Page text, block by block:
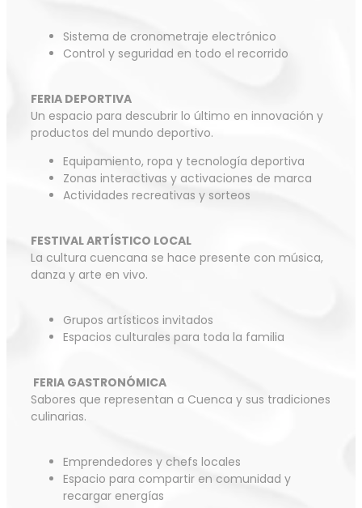
Sistema de cronometraje electrónico
Control y seguridad en todo el recorrido
FERIA DEPORTIVA
Un espacio para descubrir lo último en innovación y
productos del mundo deportivo.
Equipamiento, ropa y tecnología deportiva
Zonas interactivas y activaciones de marca
Actividades recreativas y sorteos
FESTIVAL ARTÍSTICO LOCAL
La cultura cuencana se hace presente con música,
danza y arte en vivo.
Grupos artísticos invitados
Espacios culturales para toda la familia
FERIA GASTRONÓMICA
Sabores que representan a Cuenca y sus tradiciones
culinarias.
Emprendedores y chefs locales
Espacio para compartir en comunidad y
recargar energías